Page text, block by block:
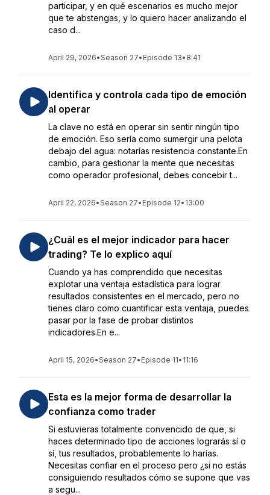
participar, y en qué escenarios es mucho mejor
que te abstengas, y lo quiero hacer analizando el
caso d...
April 29, 2026•Season 27• Episode 13• 8:41
Identifica y controla cada tipo de emoción
al operar
La clave no está en operar sin sentir ningún tipo
de emoción. Eso sería como sumergir una pelota
debajo del agua: notarías resistencia constante.En
cambio, para gestionar la mente que necesitas
como operador profesional, debes concebir t...
April 22, 2026•Season 27• Episode 12• 13:00
¿Cuál es el mejor indicador para hacer
trading? Te lo explico aquí
Cuando ya has comprendido que necesitas
explotar una ventaja estadística para lograr
resultados consistentes en el mercado, pero no
tienes claro como cuantificar esta ventaja, puedes
pasar por la fase de probar distintos
indicadores.En e...
April 15, 2026•Season 27• Episode 11• 11:16
Esta es la mejor forma de desarrollar la
confianza como trader
Si estuvieras totalmente convencido de que, si
haces determinado tipo de acciones lograrás sí o
sí, tus resultados, probablemente lo harías.
Necesitas confiar en el proceso pero ¿si no estás
consiguiendo resultados cómo se supone que vas
a segu...